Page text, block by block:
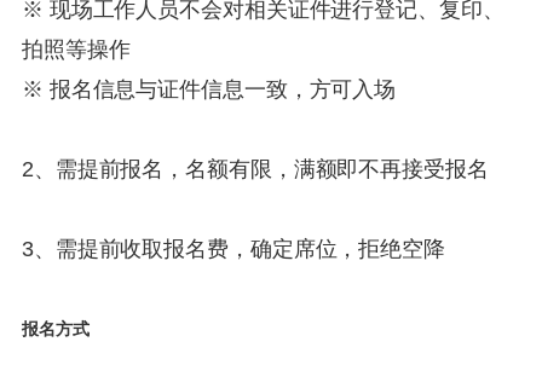
※ 现场工作人员不会对相关证件进行登记、复印、
拍照等操作
※ 报名信息与证件信息一致，方可入场
2、需提前报名，名额有限， 满额即不再接受报名
3、需提前收取报名费，确定席位，拒绝空降
报名方式